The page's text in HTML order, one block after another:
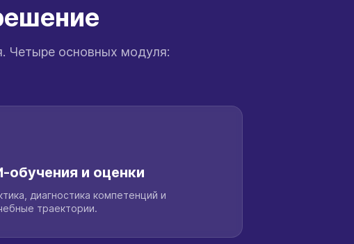
Четыре основных модуля:
обучения и оценки
диагностика компетенций и
траектории.